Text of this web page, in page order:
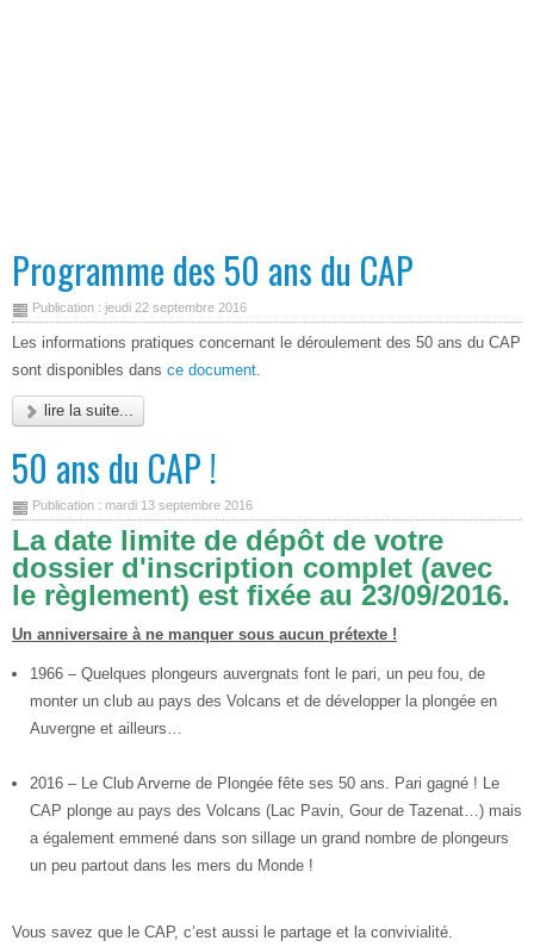
Programme des 50 ans du CAP
Publication : jeudi 22 septembre 2016
Les informations pratiques concernant le déroulement des 50 ans du CAP
sont disponibles dans ce document.
lire la suite...
50 ans du CAP !
Publication : mardi 13 septembre 2016
La date limite de dépôt de votre
dossier d'inscription complet (avec
le règlement) est fixée au 23/09/2016.
Un anniversaire à ne manquer sous aucun prétexte !
1966 – Quelques plongeurs auvergnats font le pari, un peu fou, de
monter un club au pays des Volcans et de développer la plongée en
Auvergne et ailleurs…
2016 – Le Club Arverne de Plongée fête ses 50 ans. Pari gagné ! Le
CAP plonge au pays des Volcans (Lac Pavin, Gour de Tazenat…) mais
a également emmené dans son sillage un grand nombre de plongeurs
un peu partout dans les mers du Monde !
Vous savez que le CAP, c’est aussi le partage et la convivialité.